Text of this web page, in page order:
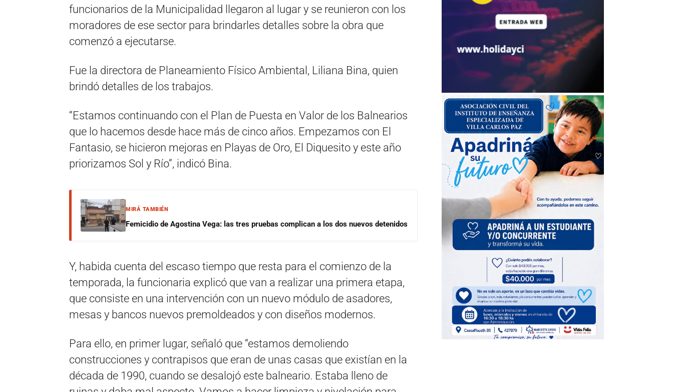
funcionarios de la Municipalidad llegaron al lugar y se reunieron con los
moradores de ese sector para brindarles detalles sobre la obra que
comenzó a ejecutarse.
Fue la directora de Planeamiento Físico Ambiental, Liliana Bina, quien
brindó detalles de los trabajos.
“Estamos continuando con el Plan de Puesta en Valor de los Balnearios
que lo hacemos desde hace más de cinco años. Empezamos con El
Fantasio, se hicieron mejoras en Playas de Oro, El Diquesito y este año
priorizamos Sol y Río”, indicó Bina.
MIRÁ TAMBIÉN
Femicidio de Agostina Vega: las tres pruebas complican a los dos nuevos detenidos
Y, habida cuenta del escaso tiempo que resta para el comienzo de la
temporada, la funcionaria explicó que van a realizar una primera etapa,
que consiste en una intervención con un nuevo módulo de asadores,
mesas y bancos nuevos premoldeados y con diseños modernos.
Para ello, en primer lugar, señaló que “estamos demoliendo
construcciones y contrapisos que eran de unas casas que existían en la
década de 1990, cuando se desalojó este balneario. Estaba lleno de